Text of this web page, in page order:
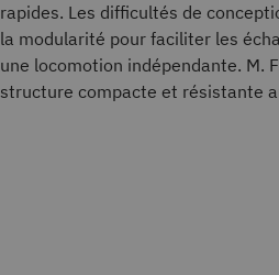
rapides. Les difficultés de
la modularité pour faciliter les
une locomotion indépendante. M.
structure compacte et résistante